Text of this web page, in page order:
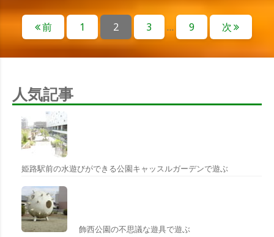
投
稿
ナ
ゲ
前
固
定
ペ
1
固
定
ペ
2
固
定
ペ
3 …
固
定
ペ
9 次
人気記事
姫路駅前の水遊びができる公園キャッスルガーデンで遊ぶ
飾西公園の不思議な遊具で遊ぶ